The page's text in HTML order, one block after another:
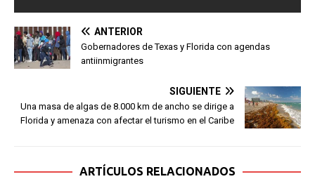
ANTERIOR
Gobernadores de Texas y Florida con agendas
antiinmigrantes
SIGUIENTE
Una masa de algas de 8.000 km de ancho se dirige a
Florida y amenaza con afectar el turismo en el Caribe
ARTÍCULOS RELACIONADOS